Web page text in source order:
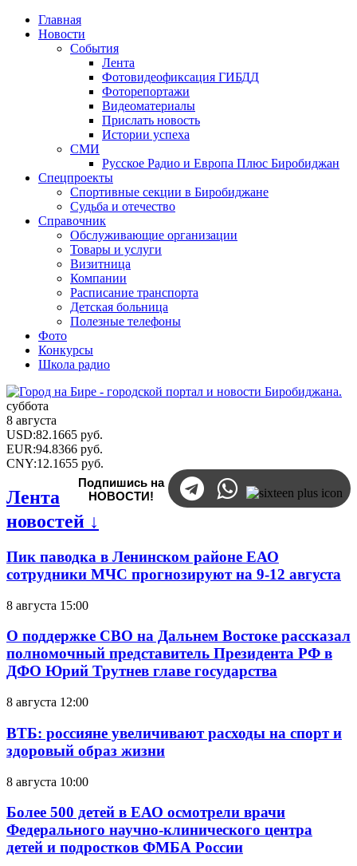
Главная
Новости
События
Лента
Фотовидеофиксация ГИБДД
Фоторепортажи
Видеоматериалы
Прислать новость
Истории успеха
СМИ
Русское Радио и Европа Плюс Биробиджан
Спецпроекты
Спортивные секции в Биробиджане
Судьба и отечество
Справочник
Обслуживающие организации
Товары и услуги
Визитница
Компании
Расписание транспорта
Детская больница
Полезные телефоны
Фото
Конкурсы
Школа радио
суббота
8 августа
USD:82.1665 руб.
EUR:94.8366 руб.
CNY:12.1655 руб.
Подпишись на
НОВОСТИ!
Лента
новостей ↓
Пик паводка в Ленинском районе ЕАО
сотрудники МЧС прогнозируют на 9-12 августа
8 августа 15:00
О поддержке СВО на Дальнем Востоке рассказал
полномочный представитель Президента РФ в
ДФО Юрий Трутнев главе государства
8 августа 12:00
ВТБ: россияне увеличивают расходы на спорт и
здоровый образ жизни
8 августа 10:00
Более 500 детей в ЕАО осмотрели врачи
Федерального научно-клинического центра
детей и подростков ФМБА России